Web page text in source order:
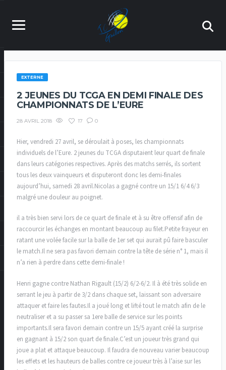
EXTERNE
2 JEUNES DU TCGA EN DEMI FINALE DES
CHAMPIONNATS DE L’EURE
28 AVRIL 2018 17 0
Hier, vendredi 27 avril, se déroulait à poses, les championnats
individuels de l’Eure. 2 jeunes du TCGA disputaient leur quart de finale
dans leurs catégories respectives. Après des matchs serrés, ils sortent
tous les deux vainqueurs et disputeront donc les demi-finales
aujourd’hui, samedi 28 avril.Nicolas a gagné contre un 15/1 6/4 6/3
malgré une douleur au poignet.
il a très bien servi lors de ce quart de finale et à su être offensif afin de
raccourcir les échanges en montant beaucoup au filet.Petite frayeur en
ratant une volée facile sur la balle de 1er set qui aurait pû faire basculer
le match.Il ne sera pas favori demain contre la tête de série n° 1, mais il
n’a rien à perdre dans cette demi-finale !
Henri gagne contre Nathan Rigault (15/2) 6/2-6/2. Il à été très solide en
serrant le jeu à partir de 3/2 dans chaque set, laissant son adversaire
attaquer et faire les fautes.Il a joué long et lifté tout le match afin de le
neutraliser et a su passer sa 1ere balle de service sur les points
importants.Il sera favori demain contre un 15/5 ayant créé la surprise
en gagnant à 15/2 son quart de finale.C’est un joueur très grand qui
joue a plat et attaque beaucoup. Il faudra de nouveau varier beaucoup
les effets et les hauteurs de balles contre ce joueur très à l’aise sur les